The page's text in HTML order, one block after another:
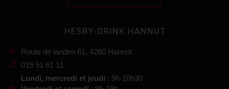
HESBY-DRINK HANNUT
Route de landen 61, 4280 Hannut
019 51 61 11
Lundi, mercredi et jeudi : 9h-18h30